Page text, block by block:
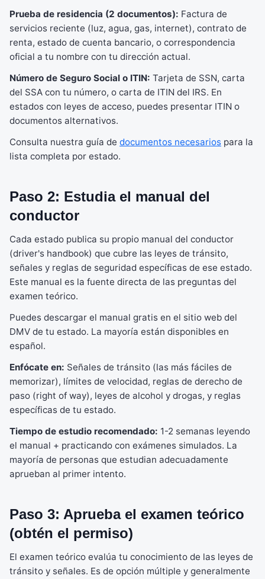
Prueba de residencia (2 documentos): Factura de
servicios reciente (luz, agua, gas, internet), contrato de
renta, estado de cuenta bancario, o correspondencia
oficial a tu nombre con tu dirección actual.
Número de Seguro Social o ITIN: Tarjeta de SSN, carta
del SSA con tu número, o carta de ITIN del IRS. En
estados con leyes de acceso, puedes presentar ITIN o
documentos alternativos.
Consulta nuestra guía de documentos necesarios para la
lista completa por estado.
Paso 2: Estudia el manual del
conductor
Cada estado publica su propio manual del conductor
(driver's handbook) que cubre las leyes de tránsito,
señales y reglas de seguridad específicas de ese estado.
Este manual es la fuente directa de las preguntas del
examen teórico.
Puedes descargar el manual gratis en el sitio web del
DMV de tu estado. La mayoría están disponibles en
español.
Enfócate en: Señales de tránsito (las más fáciles de
memorizar), límites de velocidad, reglas de derecho de
paso (right of way), leyes de alcohol y drogas, y reglas
específicas de tu estado.
Tiempo de estudio recomendado: 1-2 semanas leyendo
el manual + practicando con exámenes simulados. La
mayoría de personas que estudian adecuadamente
aprueban al primer intento.
Paso 3: Aprueba el examen teórico
(obtén el permiso)
El examen teórico evalúa tu conocimiento de las leyes de
tránsito y señales. Es de opción múltiple y generalmente